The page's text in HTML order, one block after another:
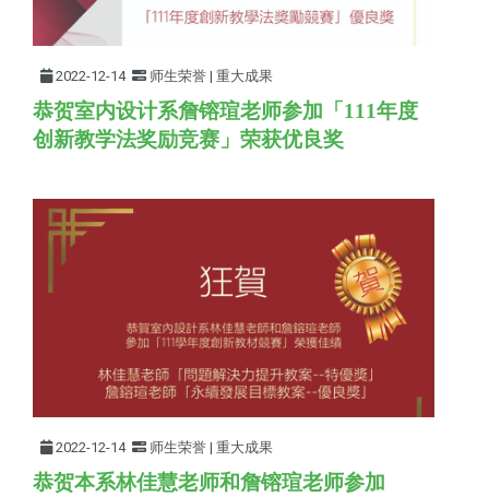
2022-12-14 师生荣誉 | 重大成果
恭贺室内设计系詹镕瑄老师参加「111年度
创新教学法奖励竞赛 」荣获优良奖
2022-12-14 师生荣誉 | 重大成果
恭贺本系林佳慧老师和詹镕瑄老师参加